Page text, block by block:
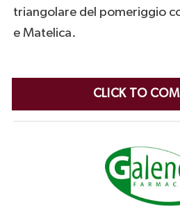
triangolare del pomeriggio
e Matelica.
CLICK TO